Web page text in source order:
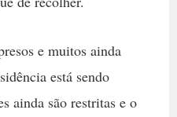
e muitos ainda
está sendo
ainda são restritas e o